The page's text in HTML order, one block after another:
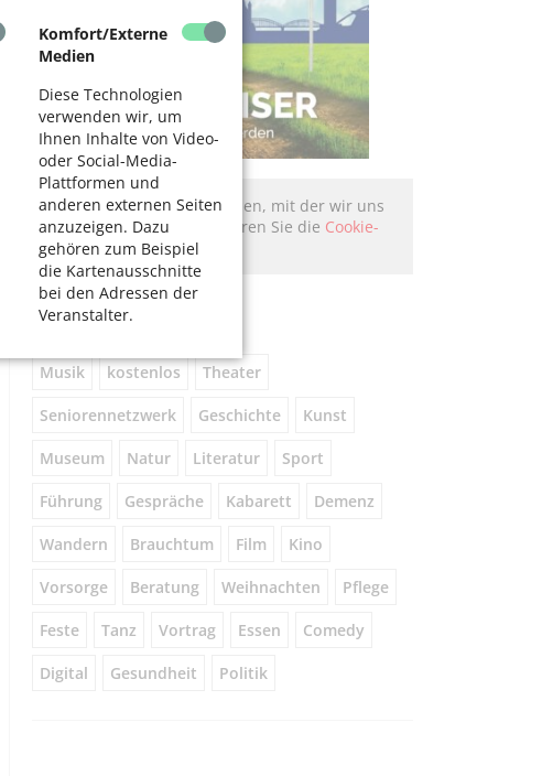
Komfort/Externe
Medien
Diese Technologien
verwenden wir, um
Ihnen Inhalte von Video-
oder Social-Media-
Plattformen und
anderen externen Seiten
anzuzeigen. Dazu
gehören zum Beispiel
die Kartenausschnitte
bei den Adressen der
Veranstalter.
Hier könnte Werbung stehen, mit der wir uns
finanzieren. Bitte akzeptieren Sie die Cookie-
Meldung.
Schlagworte
Musik kostenlos Theater
Seniorennetzwerk Geschichte Kunst
Museum Natur Literatur Sport
Führung Gespräche Kabarett Demenz
Wandern Brauchtum Film Kino
Vorsorge Beratung Weihnachten Pflege
Feste Tanz Vortrag Essen Comedy
Digital Gesundheit Politik